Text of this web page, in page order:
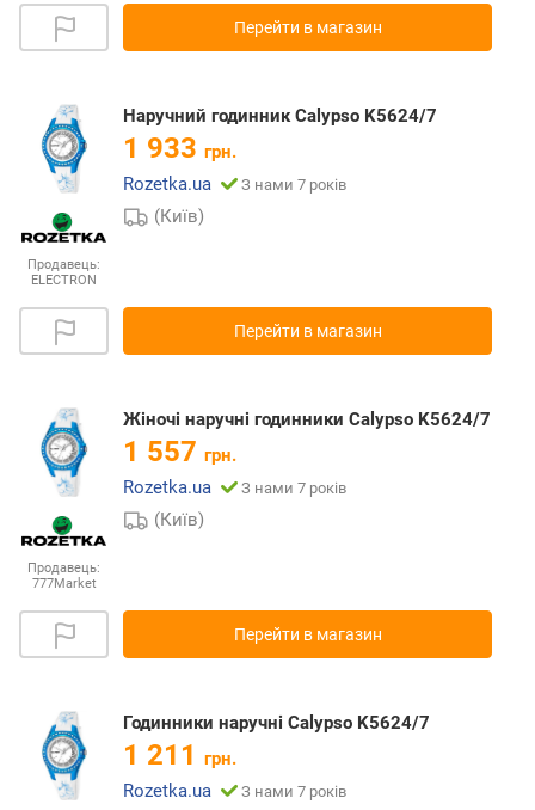
Перейти в магазин
Продавець:
ELECTRON
Наручний годинник Calypso K5624/7
1 933 грн.
Rozetka.ua
З нами 7 років
(Київ)
Перейти в магазин
Продавець:
777Market
Жіночі наручні годинники Calypso K5624/7
1 557 грн.
Rozetka.ua
З нами 7 років
(Київ)
Перейти в магазин
Годинники наручні Calypso K5624/7
1 211 грн.
Rozetka.ua
З нами 7 років